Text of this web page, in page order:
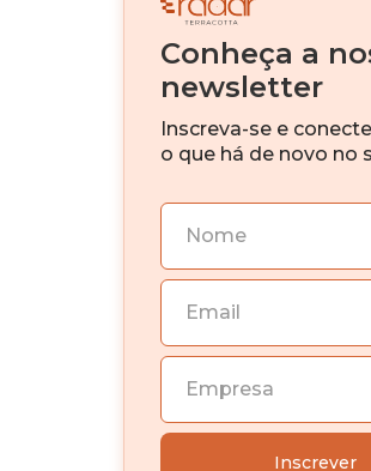
IA
Investimento
Conheça a
newsletter
Inscreva-se e
o que há de novo no